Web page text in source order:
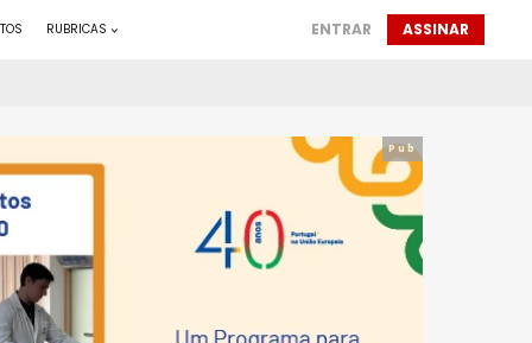
RUBRICAS ENTRAR ASSINAR
Pub